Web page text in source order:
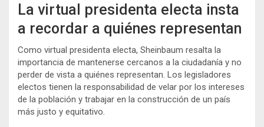
La virtual presidenta electa insta
a recordar a quiénes representan
Como virtual presidenta electa, Sheinbaum resalta la
importancia de mantenerse cercanos a la ciudadanía y no
perder de vista a quiénes representan. Los legisladores
electos tienen la responsabilidad de velar por los intereses
de la población y trabajar en la construcción de un país
más justo y equitativo.